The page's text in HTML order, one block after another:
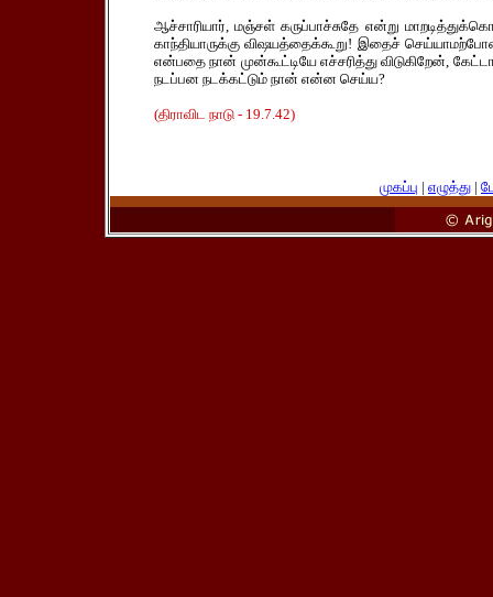
ஆச்சாரியார், மஞ்சள் கருப்பாச்சுதே என்று
காந்தியாருக்கு விஷயத்தைக்கூறு! இதைச்
என்பதை நான் முன்கூட்டியே எச்சரித்து விடுகிறேன்,
நடப்பன நடக்கட்டும் நான் என்ன செய்ய?
(திராவிட நாடு - 19.7.42)
முகப்பு | எழுத்து |